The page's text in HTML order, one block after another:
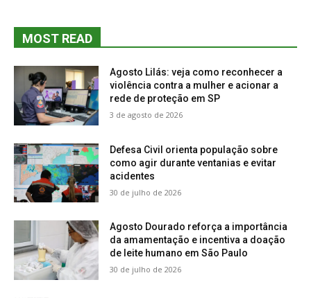
MOST READ
Agosto Lilás: veja como reconhecer a
violência contra a mulher e acionar a
rede de proteção em SP
3 de agosto de 2026
Defesa Civil orienta população sobre
como agir durante ventanias e evitar
acidentes
30 de julho de 2026
Agosto Dourado reforça a importância
da amamentação e incentiva a doação
de leite humano em São Paulo
30 de julho de 2026